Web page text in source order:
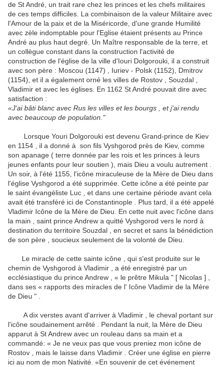
de St André, un trait rare chez les princes et les chefs militaires
de ces temps difficiles. La combinaison de la valeur Militaire avec
l'Amour de la paix et de la Miséricorde, d'une grande Humilité
avec zèle indomptable pour l'Eglise étaient présents au Prince
André au plus haut degré. Un Maître responsable de la terre, et
un collègue constant dans la construction l'activité de
construction de l'église de la ville d'Iouri Dolgorouki, il a construit
avec son père : Moscou (1147) , Iuriev - Polsk (1152), Dmitrov
(1154), et il a également orné les villes de Rostov , Souzdal ,
Vladimir et avec les églises. En 1162 St André pouvait dire avec
satisfaction :
«J'ai bâti blanc avec Rus les villes et les bourgs , et j'ai rendu
avec beaucoup de population."
Lorsque Youri Dolgorouki est devenu Grand-prince de Kiev
en 1154 , il a donné à son fils Vyshgorod près de Kiev, comme
son apanage ( terre donnée par les rois et les princes à leurs
jeunes enfants pour leur soutien ), mais Dieu a voulu autrement .
Un soir, à l'été 1155, l'icône miraculeuse de la Mère de Dieu dans
l'église Vyshgorod a été supprimée. Cette icône a été peinte par
le saint évangéliste Luc , et dans une certaine période avant cela
avait été transféré ici de Constantinople .
Plus tard, il a été appelé
Vladimir Icône de la Mère de Dieu.
En cette nuit avec l'icône dans
la main , saint prince Andrew a quitté Vyshgorod vers le nord à
destination du territoire Souzdal , en secret et sans la bénédiction
de son père , soucieux seulement de la volonté de Dieu.
Le miracle de cette sainte icône , qui s'est produite sur le
chemin de Vyshgorod à Vladimir , a été enregistré par un
ecclésiastique du prince Andrew , « le prêtre Mikula " [ Nicolas ] ,
dans ses « rapports des miracles de l' Icône Vladimir de la Mère
de Dieu " .
A dix verstes avant d'arriver à Vladimir , le cheval portant sur
​​l'icône soudainement arrêté .
Pendant la nuit, la Mère de Dieu
apparut à St Andrew avec un rouleau dans sa main et a
commandé: « Je ne veux pas que vous preniez mon icône de
Rostov , mais le laisse dans Vladimir .
Créer une église en pierre
ici au nom de mon Nativité. «En souvenir de cet événement